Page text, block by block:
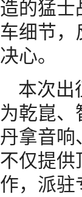
造的猛士
车细节，
决心。
本次出
为乾崑、
丹拿音响
不仅提供
作，派驻